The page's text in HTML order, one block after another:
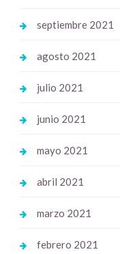
septiembre 2021
agosto 2021
julio 2021
junio 2021
mayo 2021
abril 2021
marzo 2021
febrero 2021